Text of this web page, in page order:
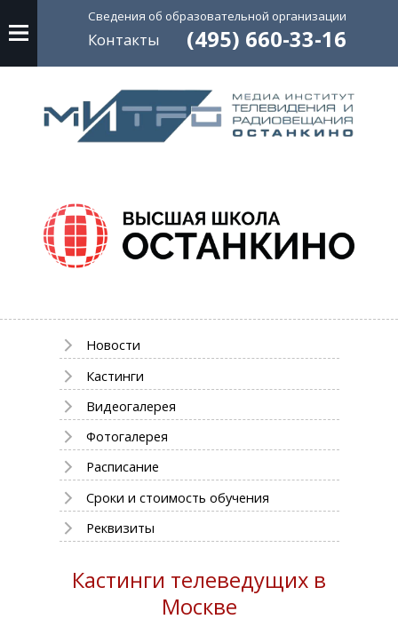
Сведения об образовательной организации
Контакты (495) 660-33-16
Новости
Кастинги
Видеогалерея
Фотогалерея
Расписание
Сроки и стоимость обучения
Реквизиты
Кастинги телеведущих в
Москве